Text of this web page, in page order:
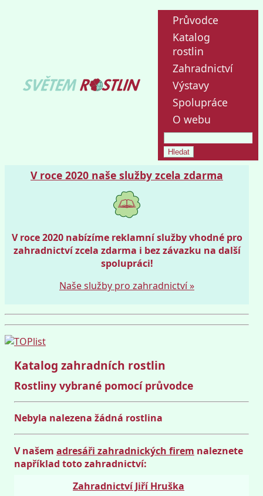
Průvodce
Katalog
rostlin
Zahradnictví
Výstavy
Spolupráce
O webu
V roce 2020 naše služby zcela zdarma
V roce 2020 nabízíme reklamní služby vhodné pro
zahradnictví zcela zdarma i bez závazku na další
spolupráci!
Naše služby pro zahradnictví »
Katalog zahradních rostlin
Rostliny vybrané pomocí průvodce
Nebyla nalezena žádná rostlina
V našem adresáři zahradnických firem naleznete
například toto zahradnictví:
Zahradnictví Jiří Hruška